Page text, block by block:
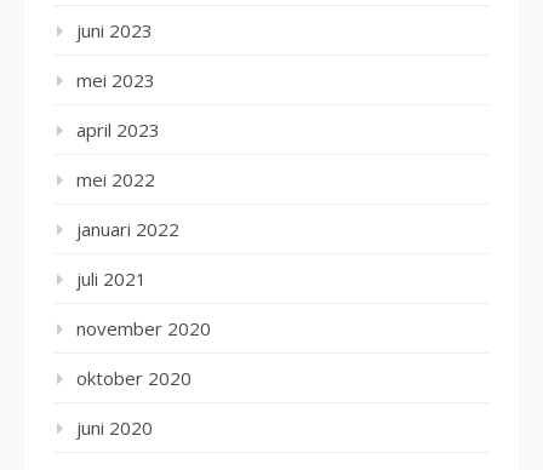
juni 2023
mei 2023
april 2023
mei 2022
januari 2022
juli 2021
november 2020
oktober 2020
juni 2020